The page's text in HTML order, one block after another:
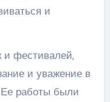
и
и фестивалей,
и уважение в
работы были